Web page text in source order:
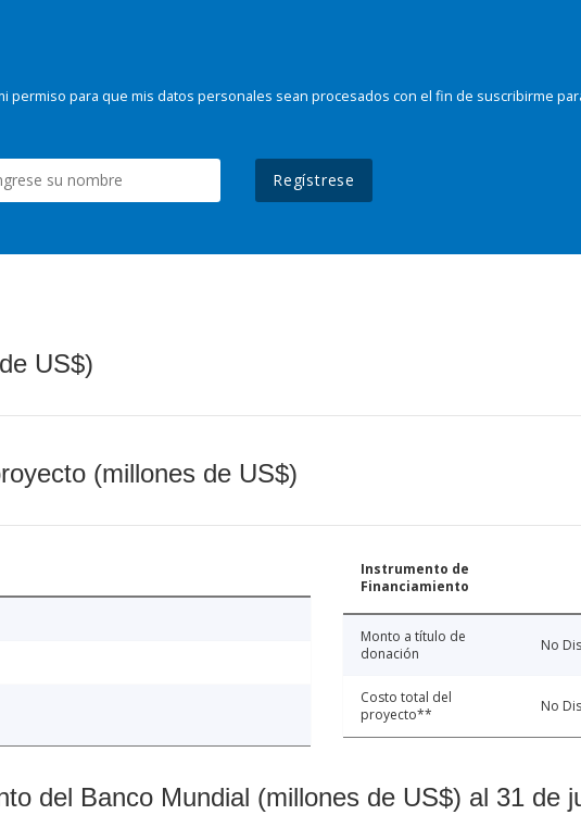
permiso para que mis datos personales sean procesados con el fin de suscribirme
Regístrese
US$)
(millones de US$)
Instrumento de
Financiamiento
Monto a título de
donación
No
Costo total del
proyecto**
No
del Banco Mundial (millones de US$) al 31 de